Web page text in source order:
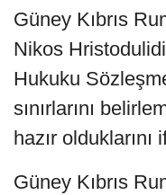
Güney Kıbrıs
Nikos
Hukuku
sınırlarını
hazır olduklarını
Güney Kıbrıs